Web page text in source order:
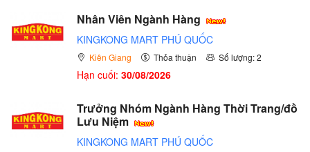
Nhân Viên Ngành Hàng
KINGKONG MART PHÚ QUỐC
Kiên Giang Thỏa thuận Số lượng: 2
Hạn cuối: 30/08/2026
Trưởng Nhóm Ngành Hàng Thời Trang/đồ
Lưu Niệm
KINGKONG MART PHÚ QUỐC